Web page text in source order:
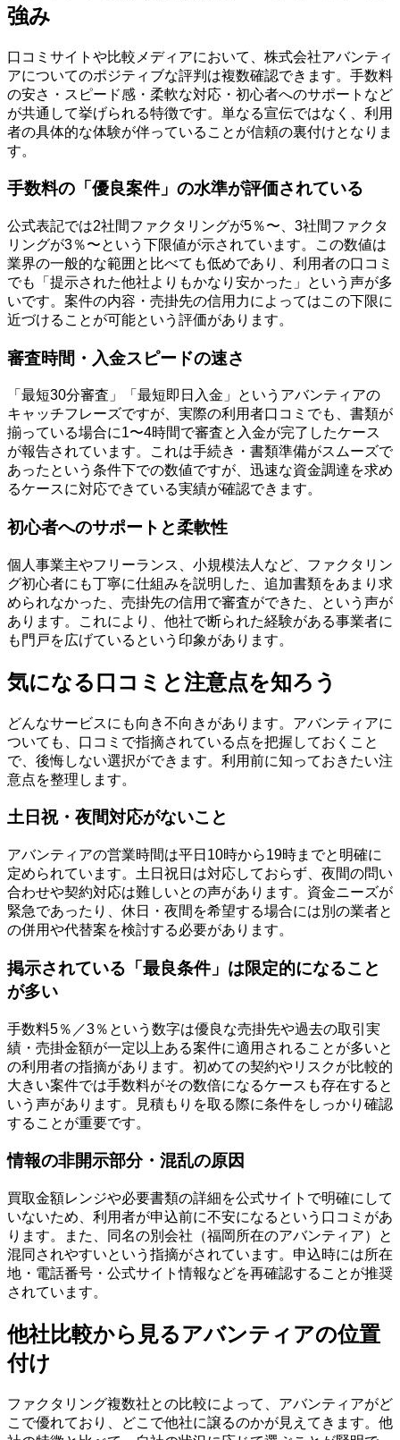
強み
口コミサイトや比較メディアにおいて、株式会社アバンティ
アについてのポジティブな評判は複数確認できます。手数料
の安さ・スピード感・柔軟な対応・初心者へのサポートなど
が共通して挙げられる特徴です。単なる宣伝ではなく、利用
者の具体的な体験が伴っていることが信頼の裏付けとなりま
す。
手数料の「優良案件」の水準が評価されている
公式表記では2社間ファクタリングが5％〜、3社間ファクタ
リングが3％〜という下限値が示されています。この数値は
業界の一般的な範囲と比べても低めであり、利用者の口コミ
でも「提示された他社よりもかなり安かった」という声が多
いです。案件の内容・売掛先の信用力によってはこの下限に
近づけることが可能という評価があります。
審査時間・入金スピードの速さ
「最短30分審査」「最短即日入金」というアバンティアの
キャッチフレーズですが、実際の利用者口コミでも、書類が
揃っている場合に1〜4時間で審査と入金が完了したケース
が報告されています。これは手続き・書類準備がスムーズで
あったという条件下での数値ですが、迅速な資金調達を求め
るケースに対応できている実績が確認できます。
初心者へのサポートと柔軟性
個人事業主やフリーランス、小規模法人など、ファクタリン
グ初心者にも丁寧に仕組みを説明した、追加書類をあまり求
められなかった、売掛先の信用で審査ができた、という声が
あります。これにより、他社で断られた経験がある事業者に
も門戸を広げているという印象があります。
気になる口コミと注意点を知ろう
どんなサービスにも向き不向きがあります。アバンティアに
ついても、口コミで指摘されている点を把握しておくこと
で、後悔しない選択ができます。利用前に知っておきたい注
意点を整理します。
土日祝・夜間対応がないこと
アバンティアの営業時間は平日10時から19時までと明確に
定められています。土日祝日は対応しておらず、夜間の問い
合わせや契約対応は難しいとの声があります。資金ニーズが
緊急であったり、休日・夜間を希望する場合には別の業者と
の併用や代替案を検討する必要があります。
掲示されている「最良条件」は限定的になること
が多い
手数料5％／3％という数字は優良な売掛先や過去の取引実
績・売掛金額が一定以上ある案件に適用されることが多いと
の利用者の指摘があります。初めての契約やリスクが比較的
大きい案件では手数料がその数倍になるケースも存在すると
いう声があります。見積もりを取る際に条件をしっかり確認
することが重要です。
情報の非開示部分・混乱の原因
買取金額レンジや必要書類の詳細を公式サイトで明確にして
いないため、利用者が申込前に不安になるという口コミがあ
ります。また、同名の別会社（福岡所在のアバンティア）と
混同されやすいという指摘がされています。申込時には所在
地・電話番号・公式サイト情報などを再確認することが推奨
されています。
他社比較から見るアバンティアの位置
付け
ファクタリング複数社との比較によって、アバンティアがど
こで優れており、どこで他社に譲るのかが見えてきます。他